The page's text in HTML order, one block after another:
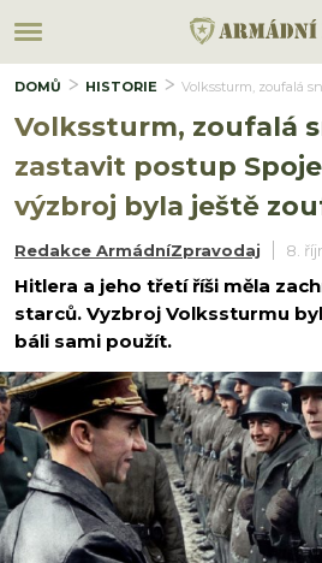
DOMŮ HISTORIE Volkssturm, zoufalá
Volkssturm, zoufalá
zastavit postup
výzbroj byla ještě
Redakce ArmádníZpravodaj 8.
Hitlera a jeho třetí říši měla
starců. Vyzbroj Volkssturmu
báli sami použít.